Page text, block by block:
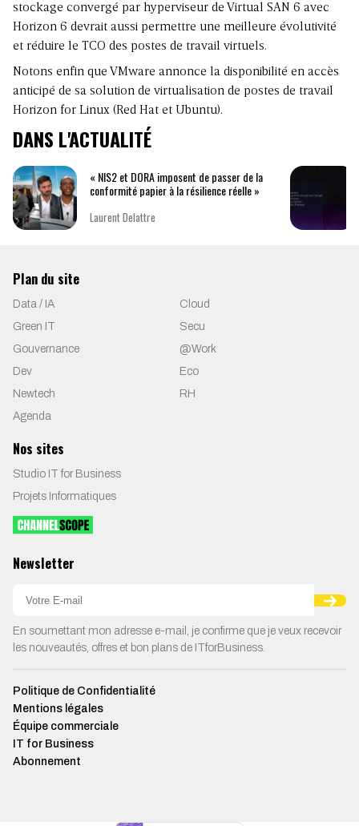
stockage convergé par hyperviseur de Virtual SAN 6 avec
Horizon 6 devrait aussi permettre une meilleure évolutivité
et réduire le TCO des postes de travail virtuels.
Notons enfin que VMware annonce la disponibilité en accès
anticipé de sa solution de virtualisation de postes de travail
Horizon for Linux (Red Hat et Ubuntu).
DANS L'ACTUALITÉ
« NIS2 et DORA imposent de passer de la
conformité papier à la résilience réelle »
Laurent Delattre
Plan du site
Data / IA
Cloud
Green IT
Secu
Gouvernance
@Work
Dev
Eco
Newtech
RH
Agenda
Nos sites
Studio IT for Business
Projets Informatiques
Newsletter
En soumettant mon adresse e-mail, je confirme que je veux recevoir
les nouveautés, offres et bon plans de ITforBusiness.
Politique de Confidentialité
Mentions légales
Équipe commerciale
IT for Business
Abonnement